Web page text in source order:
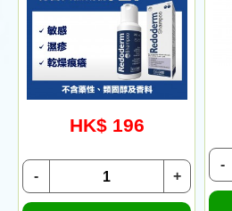
HK$ 196
+
-
-